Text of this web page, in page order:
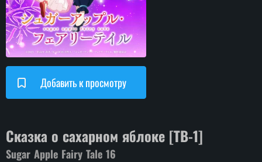
Добавить к просмотру
Сказка о сахарном яблоке [ТВ-1]
Sugar Apple Fairy Tale 16